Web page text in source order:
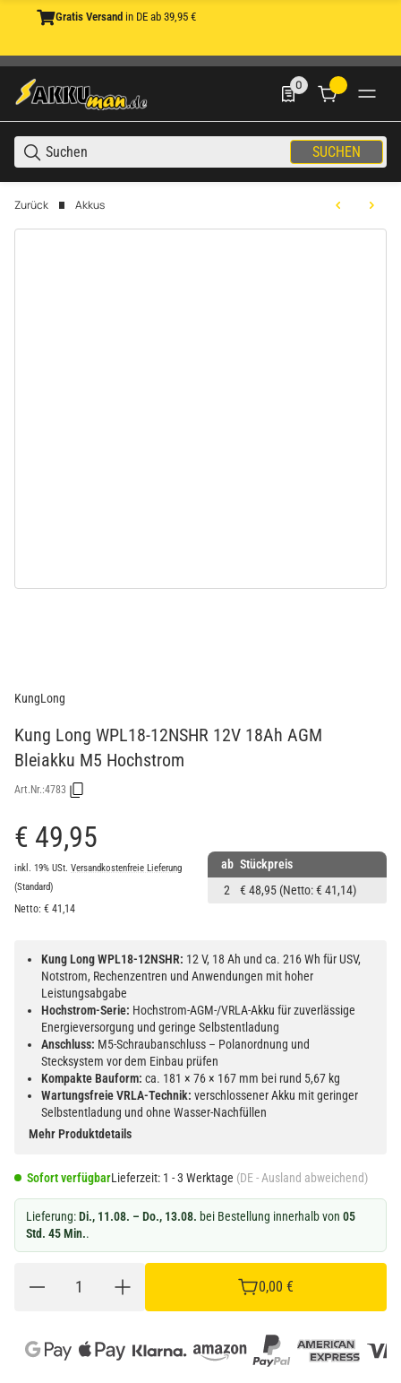
Gratis Versand in DE ab 39,95 €
SUCHEN
0
0 Produkte in der
Zurück Akkus
KungLong
Kung Long WPL18-12NSHR 12V 18Ah AGM
Bleiakku M5 Hochstrom
Art.Nr.:4783
€ 49,95
inkl. 19% USt. Versandkostenfreie Lieferung
(Standard)
Netto: € 41,14
ab Stückpreis
2
€ 48,95 (Netto: € 41,14)
Kung Long WPL18-12NSHR: 12 V, 18 Ah und ca. 216 Wh für USV,
Notstrom, Rechenzentren und Anwendungen mit hoher
Leistungsabgabe
Hochstrom-Serie: Hochstrom-AGM-/VRLA-Akku für zuverlässige
Energieversorgung und geringe Selbstentladung
Anschluss: M5-Schraubanschluss – Polanordnung und
Stecksystem vor dem Einbau prüfen
Kompakte Bauform: ca. 181 × 76 × 167 mm bei rund 5,67 kg
Wartungsfreie VRLA-Technik: verschlossener Akku mit geringer
Selbstentladung und ohne Wasser-Nachfüllen
Mehr Produktdetails
Sofort verfügbarLieferzeit: 1 - 3 Werktage (DE - Ausland abweichend)
Lieferung:Di., 11.08. – Do., 13.08. bei Bestellung innerhalb von 05
Std. 45 Min..
0,00 €